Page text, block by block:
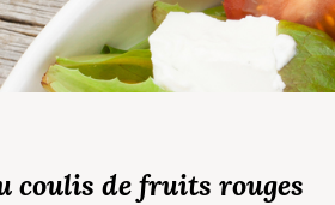
coulis de fruits rouges